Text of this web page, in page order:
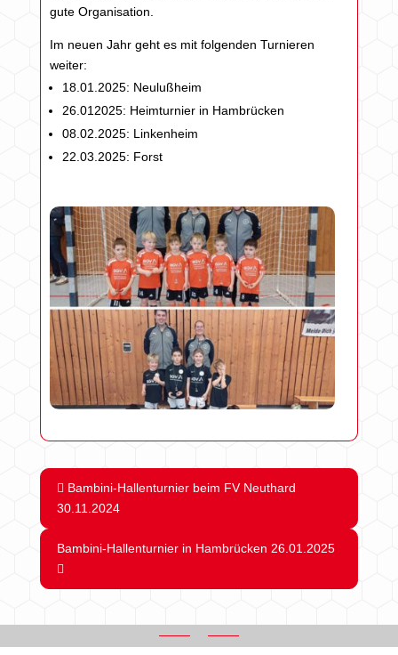
gute Organisation.
Im neuen Jahr geht es mit folgenden Turnieren
weiter:
18.01.2025: Neulußheim
26.012025: Heimturnier in Hambrücken
08.02.2025: Linkenheim
22.03.2025: Forst
Bambini-Hallenturnier beim FV Neuthard
30.11.2024
Bambini-Hallenturnier in Hambrücken 26.01.2025